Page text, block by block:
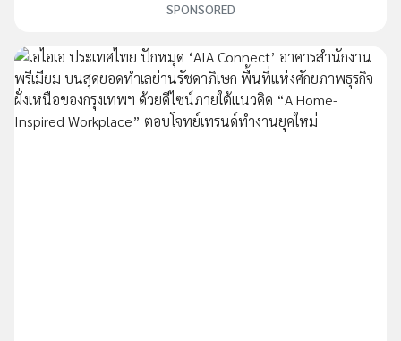
SPONSORED